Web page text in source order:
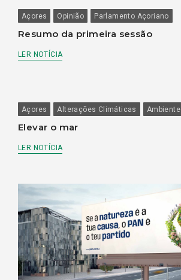
Açores Opinião Parlamento Açoriano
Resumo da primeira sessão
LER NOTÍCIA
Açores Alterações Climáticas Ambiente
Elevar o mar
LER NOTÍCIA